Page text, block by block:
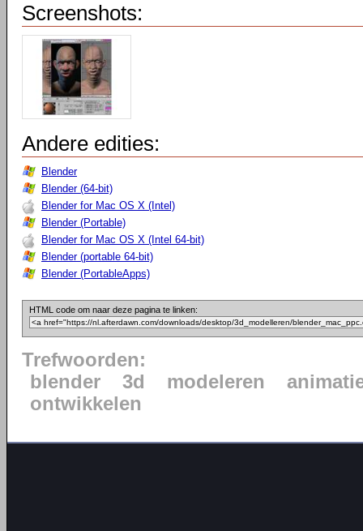
Screenshots:
Andere edities:
Blender
Blender (64-bit)
Blender for Mac OS X (Intel)
Blender (Portable)
Blender for Mac OS X (Intel 64-bit)
Blender (portable 64-bit)
Blender (PortableApps)
HTML code om naar deze pagina te linken:
Trefwoorden:
blender
3d modeleren
ontwikkelen